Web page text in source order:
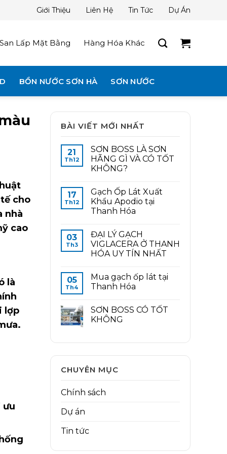
Giới Thiệu Liên Hệ Tin Tức Dự Án
San Lấp Mặt Bằng Hàng Hóa Khác
BỒN NƯỚC SƠN HÀ SƠN NƯỚC
cho
nhà
cao
là
lợp
BÀI VIẾT MỚI NHẤT
21
Th12
SƠN BOSS LÀ SƠN
HÃNG GÌ VÀ CÓ TỐT
KHÔNG?
17
Th12
Gạch Ốp Lát Xuất
Khẩu Apodio tại
Thanh Hóa
03
Th3
ĐẠI LÝ GẠCH
VIGLACERA Ở THANH
HÓA UY TÍN NHẤT
05
Th4
Mua gạch ốp lát tại
Thanh Hóa
SƠN BOSS CÓ TỐT
KHÔNG
CHUYÊN MỤC
Chính sách
Dự án
Tin tức